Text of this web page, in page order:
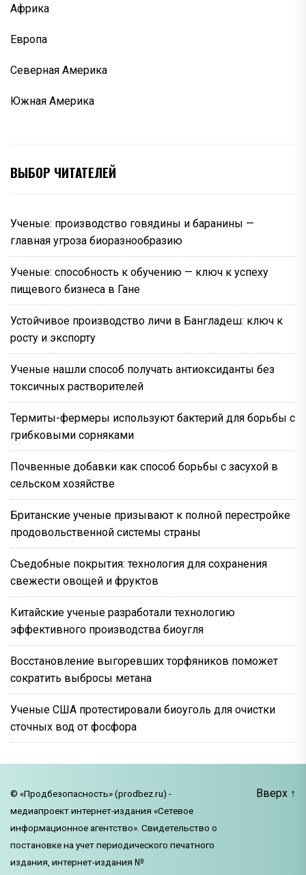
Африка
Европа
Северная Америка
Южная Америка
ВЫБОР ЧИТАТЕЛЕЙ
Ученые: производство говядины и баранины —
главная угроза биоразнообразию
Ученые: способность к обучению — ключ к успеху
пищевого бизнеса в Гане
Устойчивое производство личи в Бангладеш: ключ к
росту и экспорту
Ученые нашли способ получать антиоксиданты без
токсичных растворителей
Термиты-фермеры используют бактерий для борьбы с
грибковыми сорняками
Почвенные добавки как способ борьбы с засухой в
сельском хозяйстве
Британские ученые призывают к полной перестройке
продовольственной системы страны
Съедобные покрытия: технология для сохранения
свежести овощей и фруктов
Китайские ученые разработали технологию
эффективного производства биоугля
Восстановление выгоревших торфяников поможет
сократить выбросы метана
Ученые США протестировали биоуголь для очистки
сточных вод от фосфора
© «Продбезопасность» (prodbez.ru) -
медиапроект интернет-издания «Сетевое
информационное агентство». Свидетельство о
постановке на учет периодического печатного
издания, интернет-издания №
Вверх ↑